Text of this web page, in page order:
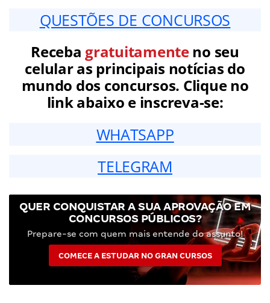
QUESTÕES DE CONCURSOS
Receba gratuitamenteno seu
celular as principais notícias do
mundo dos concursos. Clique no
link abaixo e inscreva-se:
WHATSAPP
TELEGRAM
QUER CONQUISTAR A SUA APROVAÇÃO EM
CONCURSOS PÚBLICOS?
Prepare-se com quem mais entende do assunto!
COMECE A ESTUDAR NO GRAN CURSOS